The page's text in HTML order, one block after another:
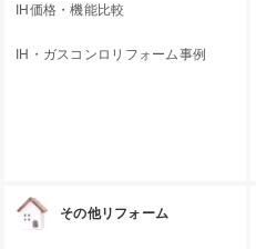
IH価格・機能比較
IH・ガスコンロリフォーム事例
その他リフォーム